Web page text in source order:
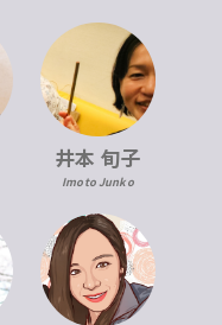
井本 旬子
Imoto Junko